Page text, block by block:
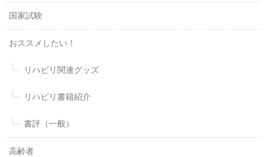
国家試験
おススメしたい！
リハビリ関連グッズ
リハビリ書籍紹介
書評（一般）
高齢者